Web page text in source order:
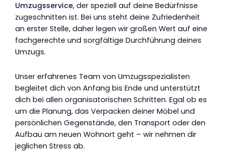
Umzugsservice, der speziell auf deine Bedürfnisse
zugeschnitten ist. Bei uns steht deine Zufriedenheit
an erster Stelle, daher legen wir großen Wert auf eine
fachgerechte und sorgfältige Durchführung deines
Umzugs.
Unser erfahrenes Team von Umzugsspezialisten
begleitet dich von Anfang bis Ende und unterstützt
dich bei allen organisatorischen Schritten. Egal ob es
um die Planung, das Verpacken deiner Möbel und
persönlichen Gegenstände, den Transport oder den
Aufbau am neuen Wohnort geht – wir nehmen dir
jeglichen Stress ab.